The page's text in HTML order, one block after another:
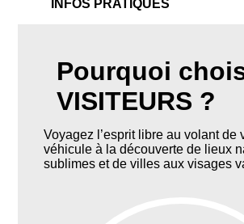
INFOS PRATIQUES
Pourquoi
VISITEURS ?
Voyagez l’esprit libre au volant de
véhicule à la découverte de lieux
sublimes et de villes aux visages